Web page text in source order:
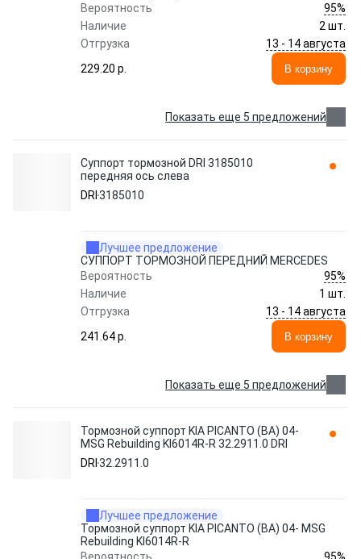
Вероятность
95%
Наличие
2 шт.
Отгрузка
13 - 14 августа
229.20 p.
В корзину
Показать еще 5 предложений
Суппорт тормозной DRI 3185010
передняя ось слева
DRI 3185010
Лучшее предложение
СУППОРТ ТОРМОЗНОЙ ПЕРЕДНИЙ MERCEDES
Вероятность
95%
Наличие
1 шт.
Отгрузка
13 - 14 августа
241.64 p.
В корзину
Показать еще 5 предложений
Тормозной суппорт KIA PICANTO (BA) 04-
MSG Rebuilding KI6014R-R 32.2911.0 DRI
DRI 32.2911.0
Лучшее предложение
Тормозной суппорт KIA PICANTO (BA) 04- MSG
Rebuilding KI6014R-R
95%